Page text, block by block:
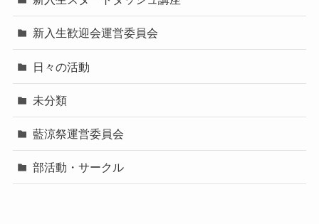
新入生歓迎会運営委員会
日々の活動
未分類
藍涼祭運営委員会
部活動・サークル